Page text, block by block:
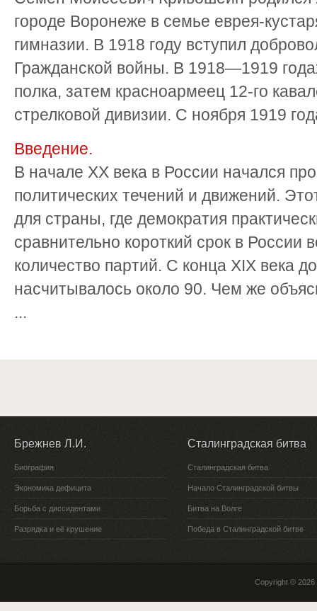
городе Воронеже в семье еврея-
гимназии. В 1918 году вступил
Гражданской войны. В 1918—1919
полка, затем красноармеец 12-го
стрелковой дивизии. С ноября 1919
Введение.
В начале XX века в России начался
политических течений и движений.
для страны, где демократия
сравнительно короткий срок в России
количество партий. С конца XIX века
насчитывалось около 90. Чем же
...
Брежнев Л.И.
Биография
Экономика дефицита
Борьба с диссидентами
Разрядка и её крушение
Сталинградская битва
Сталинградская битва
Начало Сталинградской битвы
Битва на Волге
Победа в Сталинградской битве
Copyright © 2026